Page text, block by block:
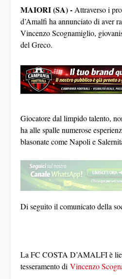
MAIORI (SA) -Attraverso i
d’Amalfi ha annunciato di aver
Vincenzo Scognamiglio,
del Greco.
Giocatore dal limpido talento,
ha alle spalle numerose
blasonate come Napoli e
Di seguito il comunicato della
La FC COSTA D’AMALFI è
tesseramento diVincenzo